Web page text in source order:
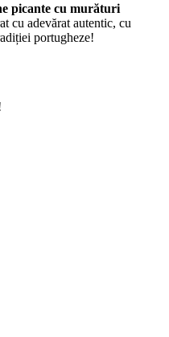
picante cu murături
cu adevărat autentic, cu
portugheze!